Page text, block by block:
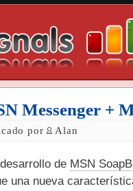
Messenger +
por Alan
de MSN
una nueva